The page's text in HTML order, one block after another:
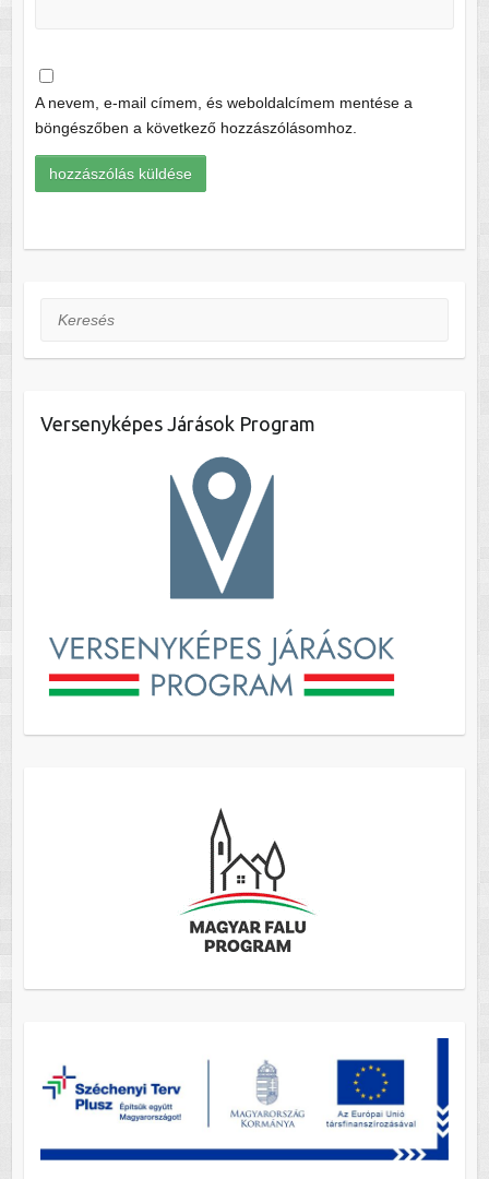
A nevem, e-mail címem, és weboldalcímem mentése a
böngészőben a következő hozzászólásomhoz.
Keresés
Versenyképes Járások Program